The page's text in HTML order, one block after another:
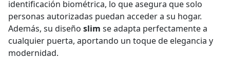
identificación biométrica, lo que asegura que solo
personas autorizadas puedan acceder a su hogar.
Además, su diseño slim se adapta perfectamente a
cualquier puerta, aportando un toque de elegancia y
modernidad.